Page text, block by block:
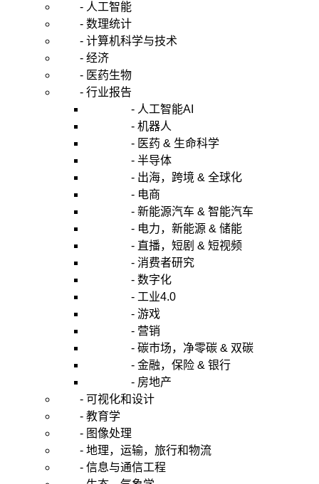
- 人工智能
- 数理统计
- 计算机科学与技术
- 经济
- 医药生物
- 行业报告
- 人工智能AI
- 机器人
- 医药 & 生命科学
- 半导体
- 出海，跨境 & 全球化
- 电商
- 新能源汽车 & 智能汽车
- 电力，新能源 & 储能
- 直播，短剧 & 短视频
- 消费者研究
- 数字化
- 工业4.0
- 游戏
- 营销
- 碳市场，净零碳 & 双碳
- 金融，保险 & 银行
- 房地产
- 可视化和设计
- 教育学
- 图像处理
- 地理，运输，旅行和物流
- 信息与通信工程